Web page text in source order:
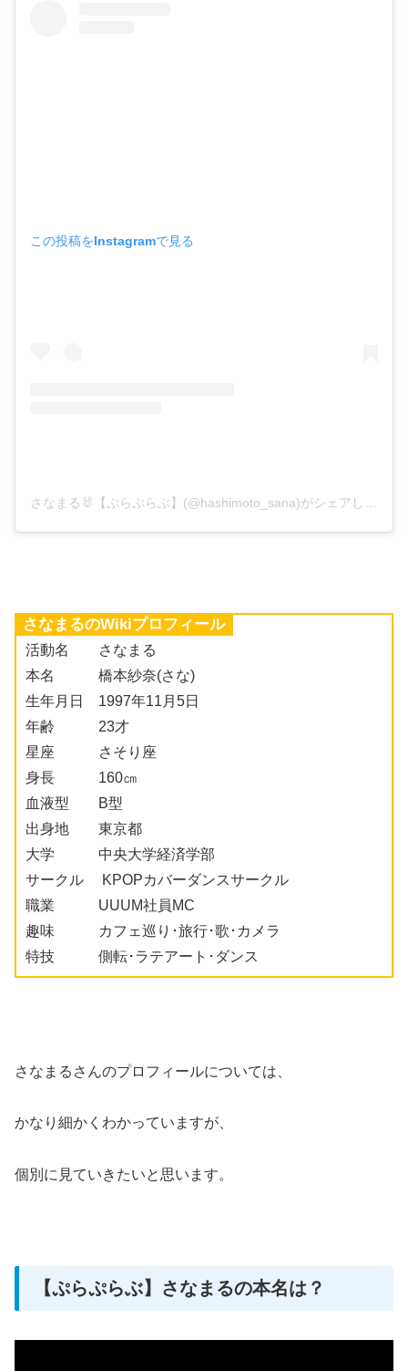
この投稿をInstagramで見る
さなまるのWikiプロフィール
活動名 さなまる
本名 橋本紗奈(さな)
生年月日 1997年11月5日
年齢 23才
星座 さそり座
身長 160㎝
血液型 B型
出身地 東京都
大学 中央大学経済学部
サークル KPOPカバーダンスサークル
職業 UUUM社員MC
趣味 カフェ巡り･旅行･歌･カメラ
特技 側転･ラテアート･ダンス
さなまるさんのプロフィールについては、
かなり細かくわかっていますが、
個別に見ていきたいと思います。
【ぷらぷらぶ】さなまるの本名は？